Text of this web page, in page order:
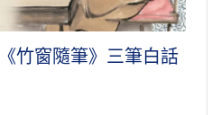
竹窗隨筆》三筆白話